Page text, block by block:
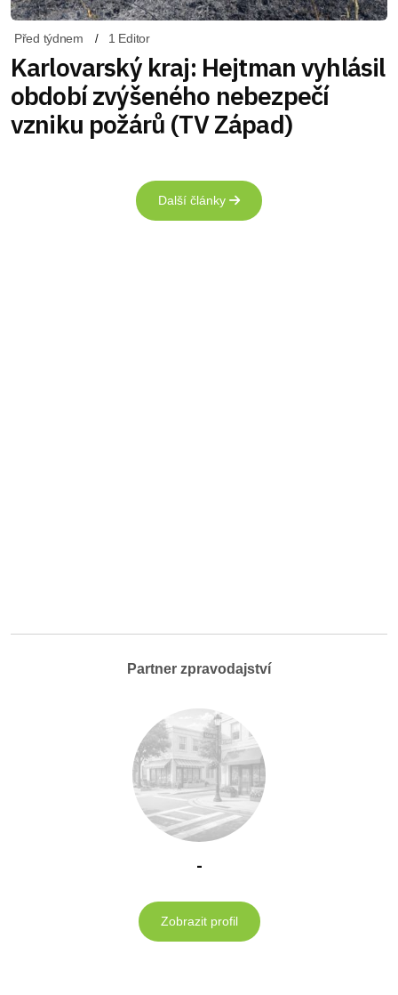
Před týdnem 1 Editor
Karlovarský kraj: Hejtman vyhlásil
období zvýšeného nebezpečí
vzniku požárů (TV Západ)
Další články
Partner zpravodajství
-
Zobrazit profil